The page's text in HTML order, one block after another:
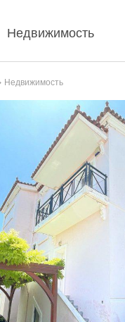
Недвижимость
Недвижимость